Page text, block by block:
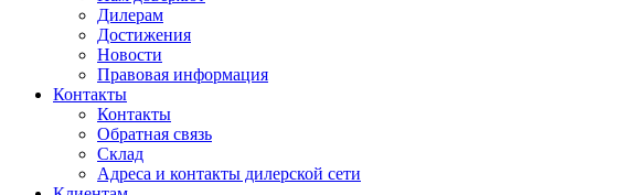
Дилерам
Достижения
Новости
Правовая информация
Контакты
Контакты
Обратная связь
Склад
Адреса и контакты дилерской сети